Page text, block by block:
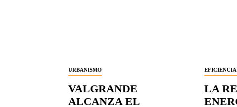
URBANISMO
VALGRANDE
ALCANZA EL
EFICIENCIA
LA